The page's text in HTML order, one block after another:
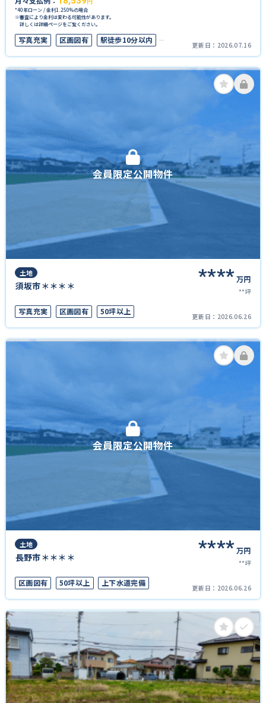
円
*40年ローン / 金利1.250%の場合
※審査により金利は変わる可能性があります。
詳しくは詳細ページをご覧ください。
写真充実 区画図有
駅徒歩10分以内
50坪以上
上下水道完備
更新日： 2026.07.16
会員限定公開物件
土地
須坂市＊＊＊＊ ****万円
**坪
写真充実 区画図有 50坪以上
更新日： 2026.06.26
会員限定公開物件
土地
長野市＊＊＊＊ ****万円
**坪
区画図有 50坪以上 上下水道完備
更新日： 2026.06.26